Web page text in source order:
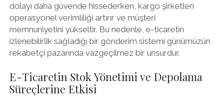
dolayı daha güvende hissederken, kargo şirketleri
operasyonel verimliliği artırır ve müşteri
memnuniyetini yükseltir. Bu nedenle, e-ticaretin
izlenebilirlik sağladığı bir gönderim sistemi günümüzün
rekabetçi pazarında vazgeçilmez bir unsurdur.
E-Ticaretin Stok Yönetimi ve Depolama
Süreçlerine Etkisi